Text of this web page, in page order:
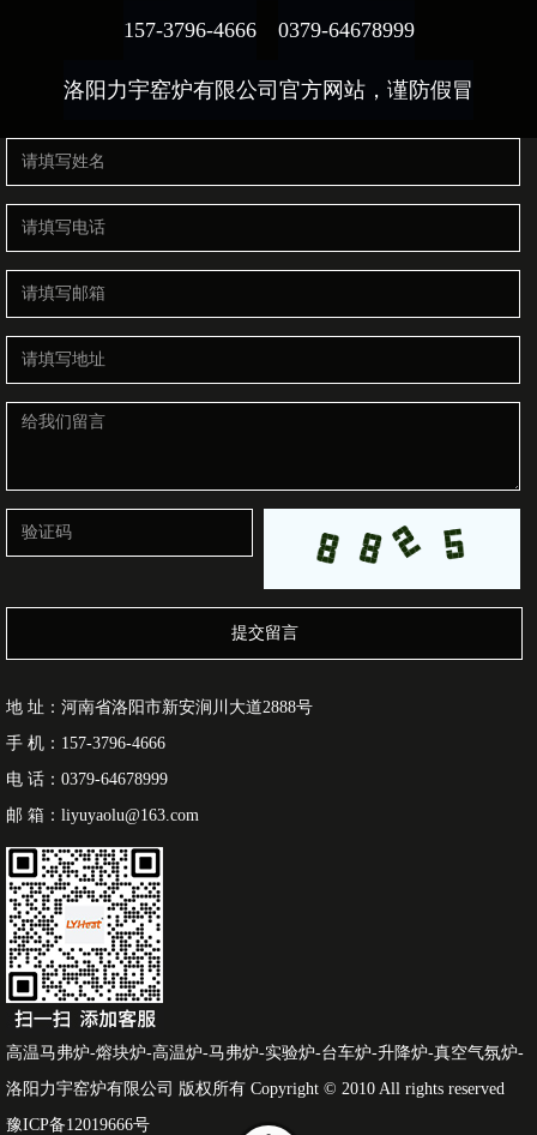
157-3796-4666 0379-64678999
洛阳力宇窑炉有限公司官方网站，谨防假冒
提交留言
地 址：河南省洛阳市新安涧川大道2888号
手 机：157-3796-4666
电 话：0379-64678999
邮 箱：liyuyaolu@163.com
高温马弗炉-熔块炉-高温炉-马弗炉-实验炉-台车炉-升降炉-真空气氛炉-
洛阳力宇窑炉有限公司 版权所有 Copyright © 2010 All rights reserved
豫ICP备12019666号